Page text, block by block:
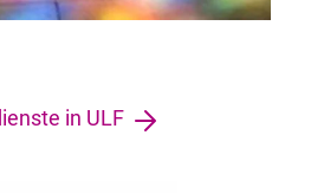
in ULF